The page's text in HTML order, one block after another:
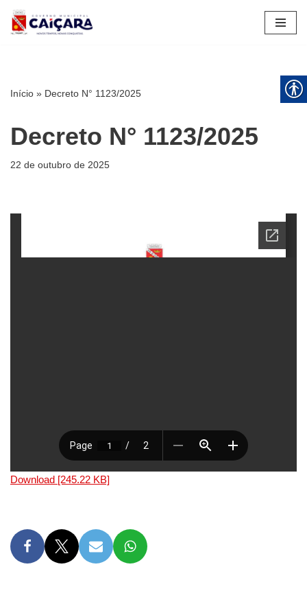
Pular
Início » Decreto N° 1123/2025
Decreto N° 1123/2025
22 de outubro de 2025
Download [245.22 KB]